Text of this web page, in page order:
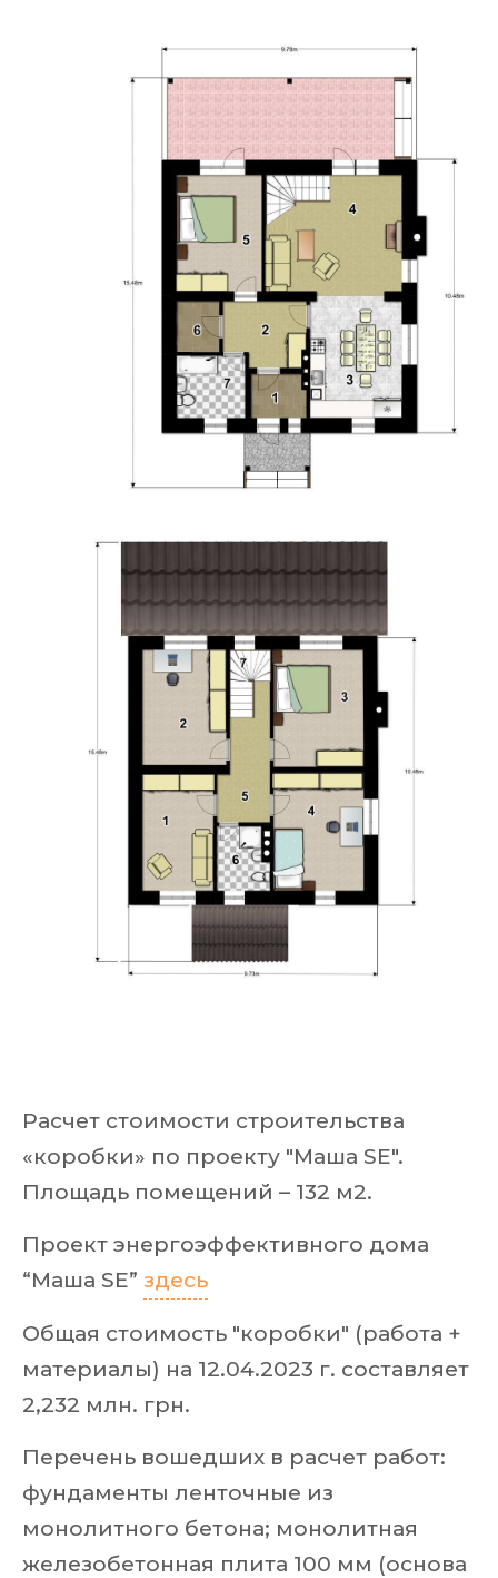
Расчет стоимости строительства
«коробки» по проекту "Маша SE".
Площадь помещений – 132 м2.
Проект энергоэффективного дома
“Маша SE” здесь
Общая стоимость "коробки" (работа +
материалы) на 12.04.2023 г. составляет
2,232 млн. грн.
Перечень вошедших в расчет работ:
фундаменты ленточные из
монолитного бетона; монолитная
железобетонная плита 100 мм (основа